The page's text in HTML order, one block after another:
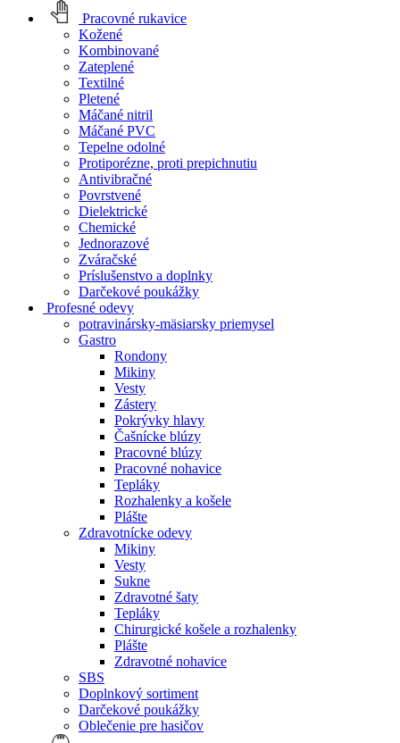
Pracovné rukavice
Kožené
Kombinované
Zateplené
Textilné
Pletené
Máčané nitril
Máčané PVC
Tepelne odolné
Protiporézne, proti prepichnutiu
Antivibračné
Povrstvené
Dielektrické
Chemické
Jednorazové
Zváračské
Príslušenstvo a doplnky
Darčekové poukážky
Profesné odevy
potravinársky-mäsiarsky priemysel
Gastro
Rondony
Mikiny
Vesty
Zástery
Pokrývky hlavy
Čašnícke blúzy
Pracovné blúzy
Pracovné nohavice
Tepláky
Rozhalenky a košele
Plášte
Zdravotnícke odevy
Mikiny
Vesty
Sukne
Zdravotné šaty
Tepláky
Chirurgické košele a rozhalenky
Plášte
Zdravotné nohavice
SBS
Doplnkový sortiment
Darčekové poukážky
Oblečenie pre hasičov